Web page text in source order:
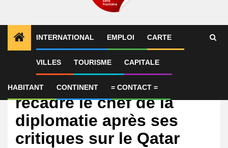
INTERNATIONAL EMPLOI CARTE
VILLES TOURISME CAPITALE
HABITANT CONTINENT = CONTACT =
International
Burundi: le président
recadre le chef de la
diplomatie après ses
critiques sur le Qatar